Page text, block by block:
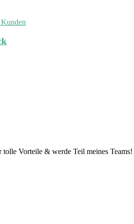
tolle Vorteile & werde Teil meines Teams!